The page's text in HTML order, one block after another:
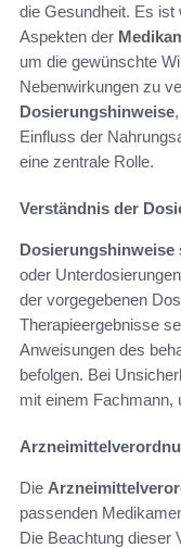
die Gesundheit. Es
Aspekten der
um die gewünschte
Nebenwirkungen zu
Dosierungshinweise,
Einfluss der
eine zentrale Rolle.
Verständnis der
Dosierungshinweise
oder
der vorgegebenen
Therapieergebnisse
Anweisungen des
befolgen. Bei
mit einem
Die
passenden
Die Beachtung dieser